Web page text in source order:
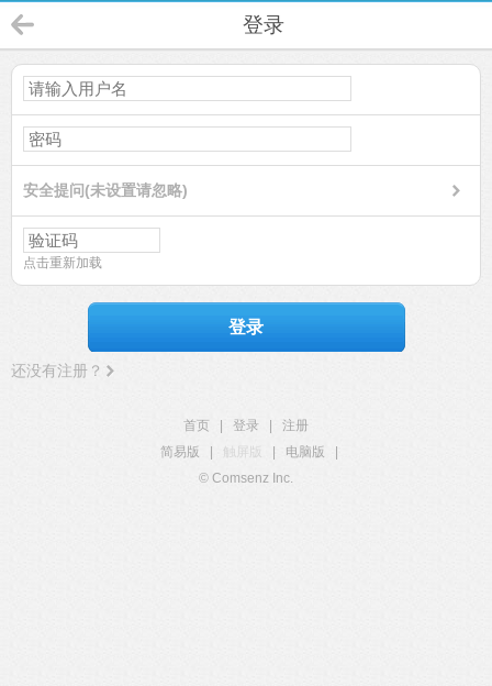
登录
安全提问(未设置请忽略)
点击重新加载
登录
还没有注册？
首页 登录
注册
简易版
触屏版 电脑版
© Comsenz Inc.